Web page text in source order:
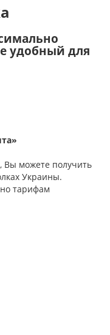
удобный для
Вы можете получить
Украины.
тарифам